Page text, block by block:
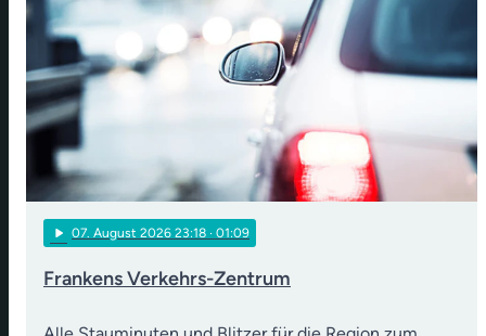
play_arrow 07. August 2026 23:18 · 01:09
Frankens Verkehrs-Zentrum